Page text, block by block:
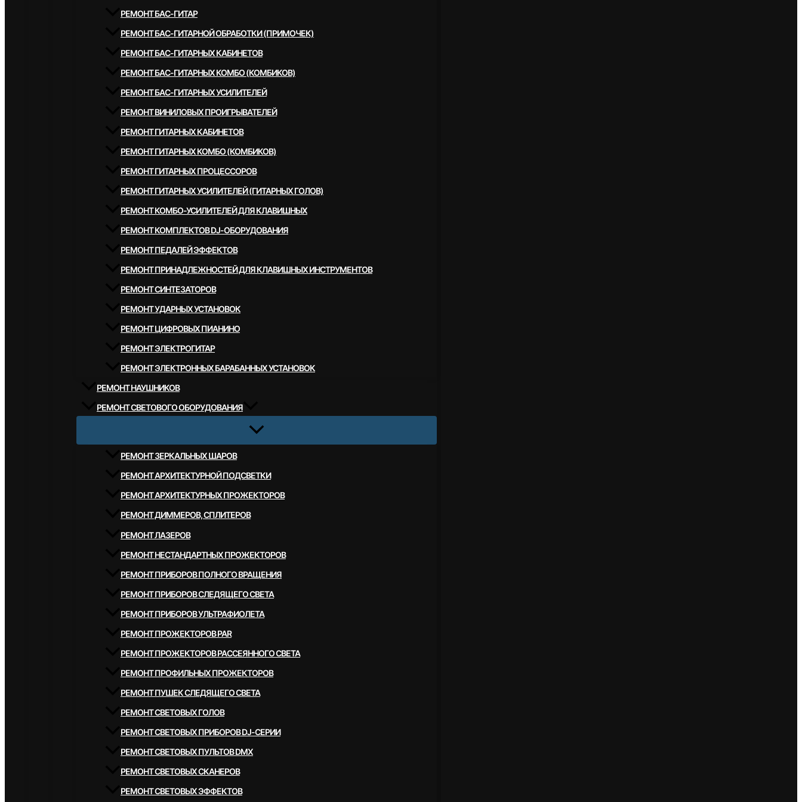
РЕМОНТ БАС-ГИТАР
РЕМОНТ БАС-ГИТАРНОЙ ОБРАБОТКИ (ПРИМОЧЕК)
РЕМОНТ БАС-ГИТАРНЫХ КАБИНЕТОВ
РЕМОНТ БАС-ГИТАРНЫХ КОМБО (КОМБИКОВ)
РЕМОНТ БАС-ГИТАРНЫХ УСИЛИТЕЛЕЙ
РЕМОНТ ВИНИЛОВЫХ ПРОИГРЫВАТЕЛЕЙ
РЕМОНТ ГИТАРНЫХ КАБИНЕТОВ
РЕМОНТ ГИТАРНЫХ КОМБО (КОМБИКОВ)
РЕМОНТ ГИТАРНЫХ ПРОЦЕССОРОВ
РЕМОНТ ГИТАРНЫХ УСИЛИТЕЛЕЙ (ГИТАРНЫХ ГОЛОВ)
РЕМОНТ КОМБО-УСИЛИТЕЛЕЙ ДЛЯ КЛАВИШНЫХ
РЕМОНТ КОМПЛЕКТОВ DJ-ОБОРУДОВАНИЯ
РЕМОНТ ПЕДАЛЕЙ ЭФФЕКТОВ
РЕМОНТ ПРИНАДЛЕЖНОСТЕЙ ДЛЯ КЛАВИШНЫХ ИНСТРУМЕНТОВ
РЕМОНТ СИНТЕЗАТОРОВ
РЕМОНТ УДАРНЫХ УСТАНОВОК
РЕМОНТ ЦИФРОВЫХ ПИАНИНО
РЕМОНТ ЭЛЕКТРОГИТАР
РЕМОНТ ЭЛЕКТРОННЫХ БАРАБАННЫХ УСТАНОВОК
РЕМОНТ НАУШНИКОВ
РЕМОНТ СВЕТОВОГО ОБОРУДОВАНИЯ
РЕМОНТ ЗЕРКАЛЬНЫХ ШАРОВ
РЕМОНТ АРХИТЕКТУРНОЙ ПОДСВЕТКИ
РЕМОНТ АРХИТЕКТУРНЫХ ПРОЖЕКТОРОВ
РЕМОНТ ДИММЕРОВ, СПЛИТЕРОВ
РЕМОНТ ЛАЗЕРОВ
РЕМОНТ НЕСТАНДАРТНЫХ ПРОЖЕКТОРОВ
РЕМОНТ ПРИБОРОВ ПОЛНОГО ВРАЩЕНИЯ
РЕМОНТ ПРИБОРОВ СЛЕДЯЩЕГО СВЕТА
РЕМОНТ ПРИБОРОВ УЛЬТРАФИОЛЕТА
РЕМОНТ ПРОЖЕКТОРОВ PAR
РЕМОНТ ПРОЖЕКТОРОВ РАССЕЯННОГО СВЕТА
РЕМОНТ ПРОФИЛЬНЫХ ПРОЖЕКТОРОВ
РЕМОНТ ПУШЕК СЛЕДЯЩЕГО СВЕТА
РЕМОНТ СВЕТОВЫХ ГОЛОВ
РЕМОНТ СВЕТОВЫХ ПРИБОРОВ DJ-СЕРИИ
РЕМОНТ СВЕТОВЫХ ПУЛЬТОВ DMX
РЕМОНТ СВЕТОВЫХ СКАНЕРОВ
РЕМОНТ СВЕТОВЫХ ЭФФЕКТОВ